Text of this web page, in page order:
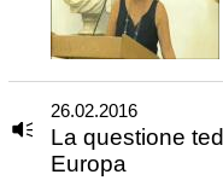
26.02.2016
La questione
Europa